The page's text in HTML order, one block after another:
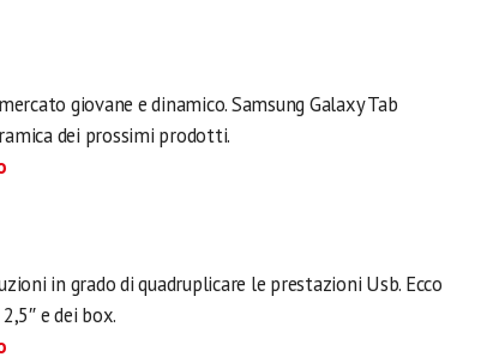
giovane e dinamico. Samsung Galaxy Tab
dei prossimi prodotti.
in grado di quadruplicare le prestazioni Usb. Ecco
e dei box.